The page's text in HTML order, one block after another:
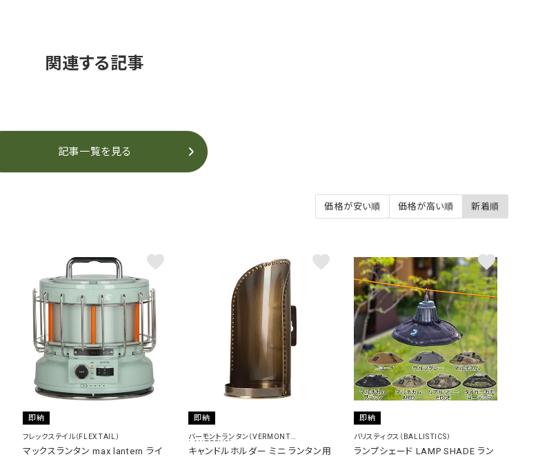
関連する記事
記事一覧を見る
価格が安い順 価格が高い順 新着順
即納
フレックステイル（FLEXTAIL）
マックスランタン max lantern ライ
即納
バーモントランタン（VERMONT
LANTERNS）
キャンドルホルダー ミニ ランタン用
即納
バリスティクス（BALLISTICS）
ランプシェード LAMP SHADE ラン